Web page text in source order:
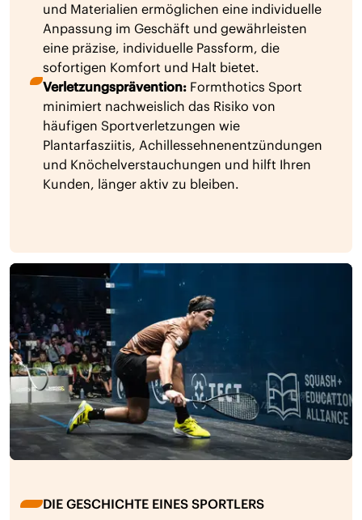
und Materialien ermöglichen eine individuelle
Anpassung im Geschäft und gewährleisten
eine präzise, individuelle Passform, die
sofortigen Komfort und Halt bietet.
Verletzungsprävention: Formthotics Sport
minimiert nachweislich das Risiko von
häufigen Sportverletzungen wie
Plantarfasziitis, Achillessehnenentzündungen
und Knöchelverstauchungen und hilft Ihren
Kunden, länger aktiv zu bleiben.
DIE GESCHICHTE EINES SPORTLERS